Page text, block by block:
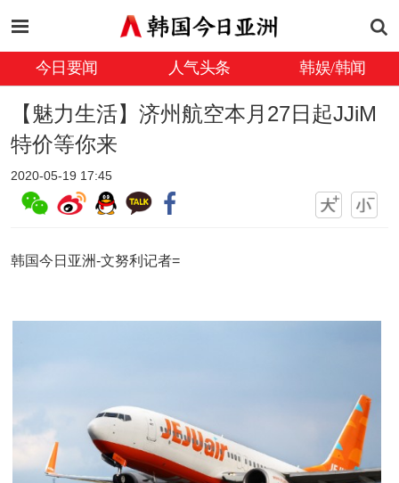
今日要闻 人气头条 韩娱/韩闻
【魅力生活】济州航空本月27日起JJiM
特价等你来
2020-05-19 17:45
韩国今日亚洲-文努利记者=